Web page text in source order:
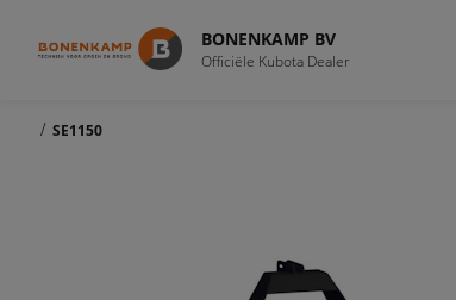
BONENKAMP BV
Officiële Kubota Dealer
/ SE1150